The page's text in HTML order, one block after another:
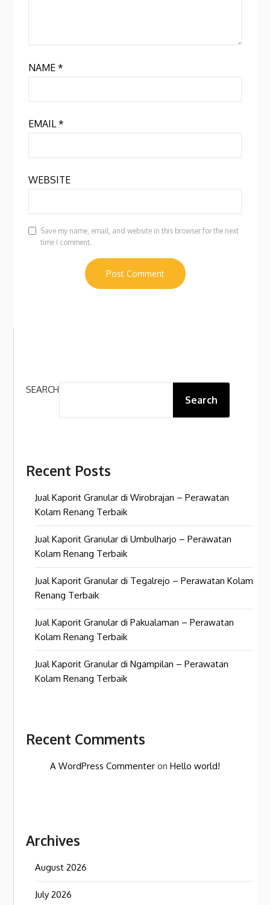
NAME*
EMAIL*
WEBSITE
Save my name, email, and website in this browser for the next
time I comment.
SEARCH
Search
Recent Posts
Jual Kaporit Granular di Wirobrajan – Perawatan
Kolam Renang Terbaik
Jual Kaporit Granular di Umbulharjo – Perawatan
Kolam Renang Terbaik
Jual Kaporit Granular di Tegalrejo – Perawatan Kolam
Renang Terbaik
Jual Kaporit Granular di Pakualaman – Perawatan
Kolam Renang Terbaik
Jual Kaporit Granular di Ngampilan – Perawatan
Kolam Renang Terbaik
Recent Comments
A WordPress Commenter onHello world!
Archives
August 2026
July 2026